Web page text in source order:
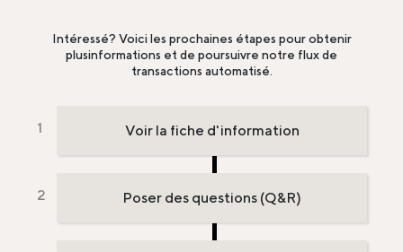
Intéressé? Voici les prochaines étapes pour obtenir
plusinformations et de poursuivre notre flux de
transactions automatisé.
Voir la fiche d'information
Poser des questions (Q&R)